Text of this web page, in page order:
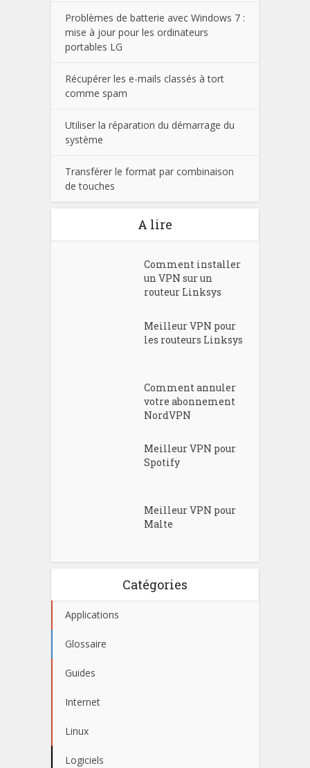
Problèmes de batterie avec Windows 7 :
mise à jour pour les ordinateurs
portables LG
Récupérer les e-mails classés à tort
comme spam
Utiliser la réparation du démarrage du
système
Transférer le format par combinaison
de touches
A lire
Comment installer
un VPN sur un
routeur Linksys
Meilleur VPN pour
les routeurs Linksys
Comment annuler
votre abonnement
NordVPN
Meilleur VPN pour
Spotify
Meilleur VPN pour
Malte
Catégories
Applications
Glossaire
Guides
Internet
Linux
Logiciels